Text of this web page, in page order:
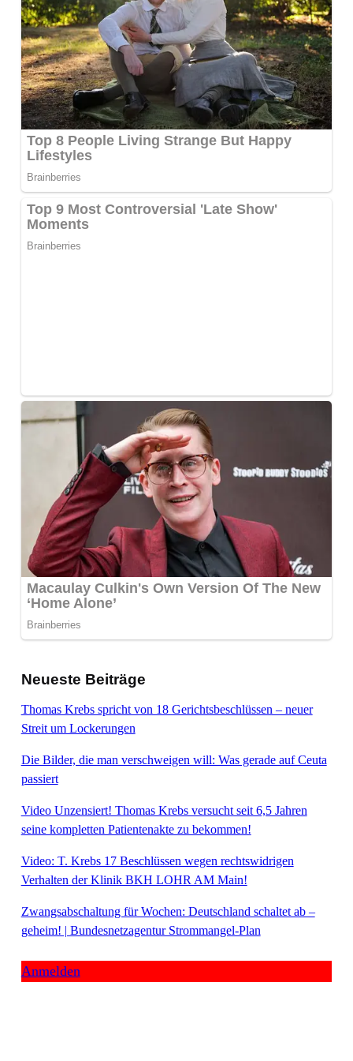
Neueste Beiträge
Thomas Krebs spricht von 18 Gerichtsbeschlüssen – neuer
Streit um Lockerungen
Die Bilder, die man verschweigen will: Was gerade auf Ceuta
passiert
Video Unzensiert! Thomas Krebs versucht seit 6,5 Jahren
seine kompletten Patientenakte zu bekommen!
Video: T. Krebs 17 Beschlüssen wegen rechtswidrigen
Verhalten der Klinik BKH LOHR AM Main!
Zwangsabschaltung für Wochen: Deutschland schaltet ab –
geheim! | Bundesnetzagentur Strommangel-Plan
Anmelden